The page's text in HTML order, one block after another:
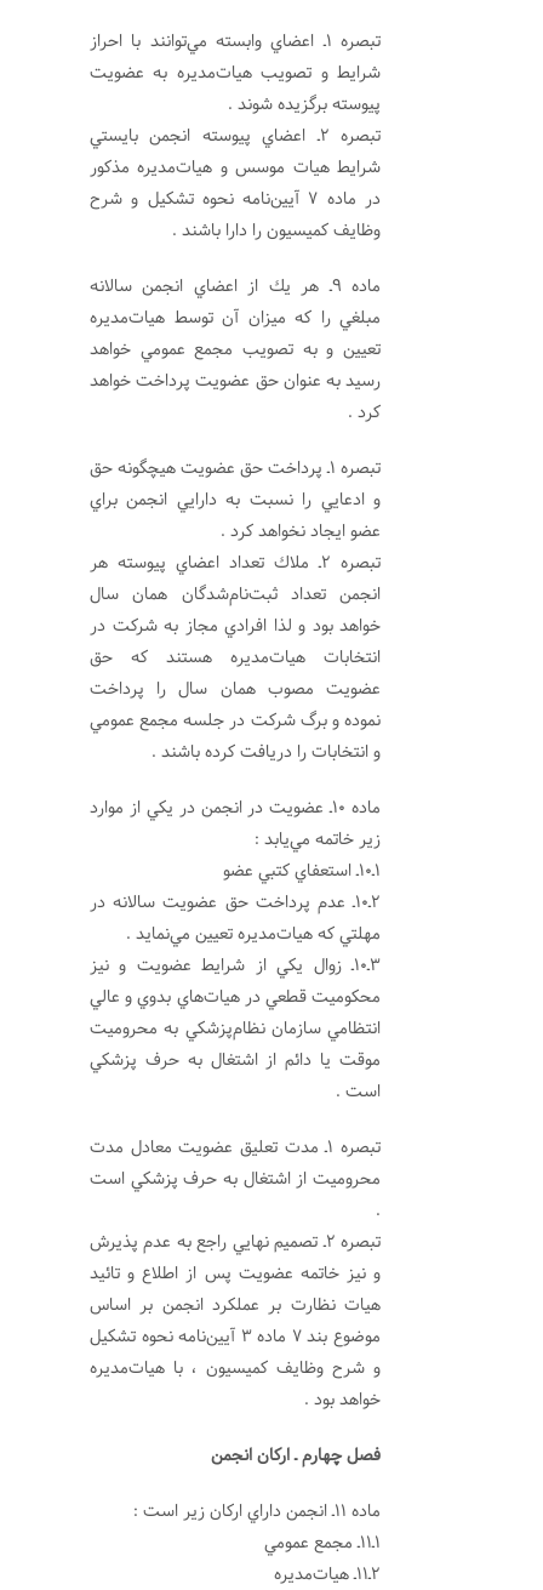
تبصره 1ـ اعضاي وابسته مي‌توانند با احراز
شرايط و تصويب هيات‌مديره به عضويت
پيوسته برگزيده شوند .
تبصره 2ـ اعضاي پيوسته انجمن بايستي
شرايط هيات‌ موسس و هيات‌مديره مذكور
در ماده 7 آيين‌نامه نحوه تشكيل و شرح
وظايف كميسيون را دارا باشند .
ماده 9ـ هر يك از اعضاي انجمن سالانه
مبلغي را كه ميزان آن توسط هيات‌مديره
تعيين و به تصويب مجمع عمومي خواهد
رسيد به عنوان حق عضويت پرداخت خواهد
كرد .
تبصره 1ـ پرداخت حق عضويت هيچگونه حق
و ادعايي را نسبت به دارايي انجمن براي
عضو ايجاد نخواهد كرد .
تبصره 2ـ ملاك تعداد اعضاي پيوسته هر
انجمن تعداد ثبت‌نام‌شدگان همان سال
خواهد بود و لذا افرادي مجاز به شركت در
انتخابات هيات‌مديره هستند كه حق
عضويت مصوب همان سال را پرداخت
نموده و برگ شركت در جلسه مجمع عمومي
و انتخابات را دريافت كرده باشند .
ماده 10ـ عضويت در انجمن در يكي از موارد
زير خاتمه مي‌‌يابد :
1ـ10ـ استعفاي كتبي عضو
2ـ10ـ عدم پرداخت حق عضويت سالانه در
مهلتي كه هيات‌مديره تعيين مي‌نمايد .
3ـ10ـ زوال يكي از شرايط عضويت و نيز
محكوميت قطعي در هيات‌هاي بدوي و عالي
انتظامي سازمان نظام‌پزشكي به محروميت
موقت يا دائم از اشتغال به حرف پزشكي
است .
تبصره 1ـ مدت تعليق عضويت معادل مدت
محروميت از اشتغال به حرف پزشكي است
.
تبصره 2ـ تصميم نهايي راجع به عدم پذيرش
و نيز خاتمه عضويت پس از اطلاع و تائيد
هيات نظارت بر عملكرد انجمن بر اساس
موضوع بند 7 ماده 3 آيين‌نامه نحوه تشكيل
و شرح وظايف کميسيون ، با هيات‌مديره
خواهد بود .
فصل چهارم ـ اركان انجمن
ماده 11ـ انجمن داراي اركان زير است :
1ـ11ـ مجمع عمومي
2ـ11ـ هيات‌مديره